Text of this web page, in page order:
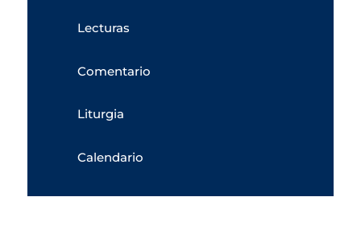
Lecturas
Comentario
Liturgia
Calendario